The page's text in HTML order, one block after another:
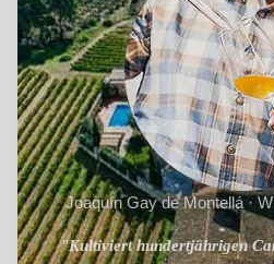
Joaquín Gay de Montellá ·
"Kultiviert hundertjährigen